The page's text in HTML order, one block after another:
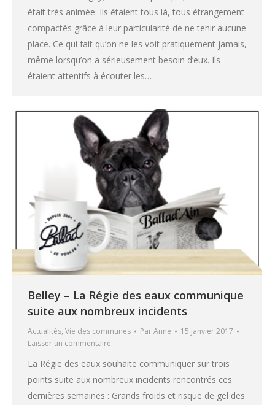
était très animée. Ils étaient tous là, tous étrangement
compactés grâce à leur particularité de ne tenir aucune
place. Ce qui fait qu’on ne les voit pratiquement jamais,
même lorsqu’on a sérieusement besoin d’eux. Ils
étaient attentifs à écouter les…
Belley – La Régie des eaux communique
suite aux nombreux incidents
Actualités, Vie des communes ParAnne
15 janvier 2017
Laisser un commentaire
La Régie des eaux souhaite communiquer sur trois
points suite aux nombreux incidents rencontrés ces
dernières semaines : Grands froids et risque de gel des